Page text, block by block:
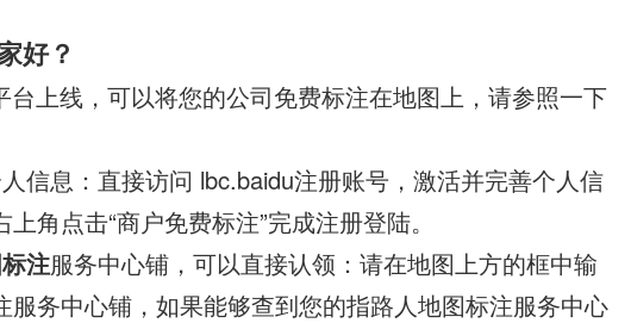
好？
台上线，可以将您的公司免费标注在地图上，请参照一下
信息：直接访问 lbc.baidu注册账号，激活并完善个人信
角点击“商户免费标注”完成注册登陆。
注服务中心铺，可以直接认领：请在地图上方的框中输
服务中心铺，如果能够查到您的指路人地图标注服务中心